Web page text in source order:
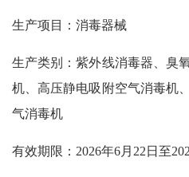
生产项目： 消毒器械
生产类别：紫外线消毒器、臭
机、高压静电吸附空气消毒机
气消毒机
有效期限： 2026年6月 22 日至